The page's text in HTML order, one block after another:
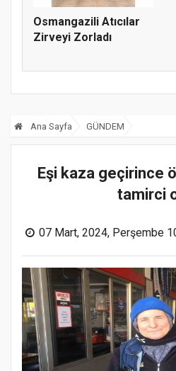
Osmangazili Atıcılar
Zirveyi Zorladı
Ana Sayfa GÜNDEM
Eşi kaza geçirince
tamirci
07 Mart, 2024, Perşembe